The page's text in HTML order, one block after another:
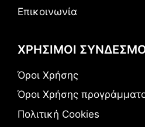
Επικοινωνία
ΧΡΗΣΙΜΟΙ
Όροι Χρήσης
Όροι Χρήσης
Πολιτική Cookies